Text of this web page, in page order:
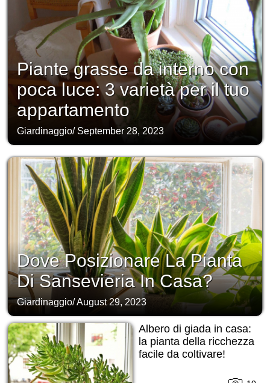
Piante grasse da interno con
poca luce: 3 varietà per il tuo
appartamento
Giardinaggio/ September 28, 2023
Dove Posizionare La Pianta
Di Sansevieria In Casa?
Giardinaggio/August 29, 2023
Albero di giada in casa:
la pianta della ricchezza
facile da coltivare!